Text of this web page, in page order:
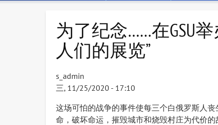
为了纪念……在GSU
人们的展览”
s_admin
三, 11/25/2020 - 17:10
这场可怕的战争的事件使每三个白俄罗斯人
命，破坏命运，摧毁城市和烧毁村庄为代价